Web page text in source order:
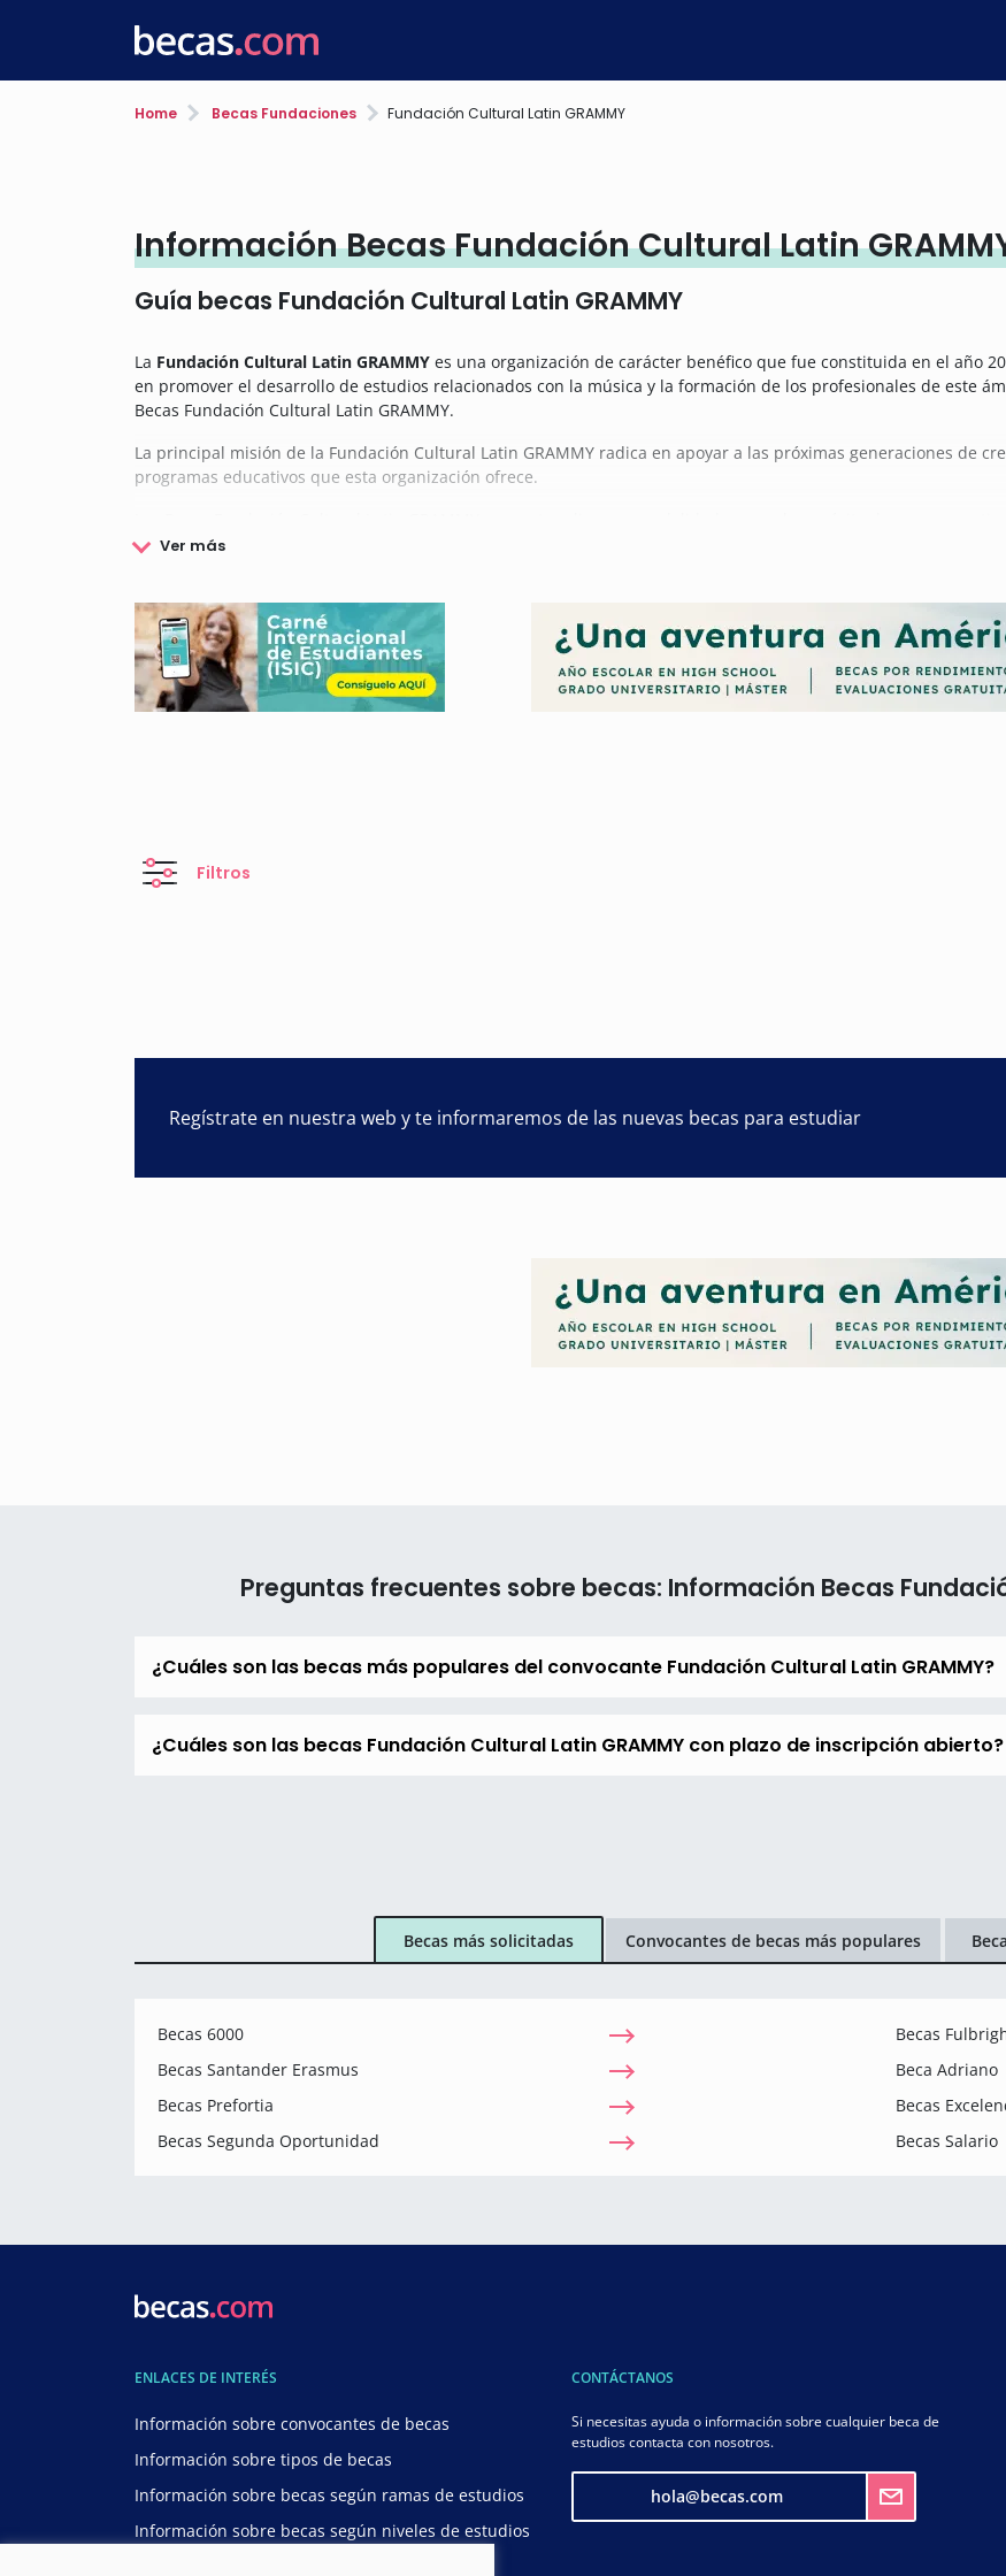
Home Becas Fundaciones Fundación Cultural Latin GRAMMY
Información Becas Fundación Cultural Latin
Guía becas Fundación Cultural Latin GRAMMY
La Fundación Cultural Latin GRAMMY es una organización de carácter benéfico que fue constituida en el año
en promover el desarrollo de estudios relacionados con la música y la formación de los profesionales de este
Becas Fundación Cultural Latin GRAMMY.
La principal misión de la Fundación Cultural Latin GRAMMY radica en apoyar a las próximas generaciones de
programas educativos que esta organización ofrece.
ámbito musical.
presentación de solicitudes, requisitos, etc.
Filtros
Regístrate en nuestra web y te informaremos de las nuevas becas para estudiar
Preguntas frecuentes sobre becas: Información Becas
¿Cuáles son las becas más populares del convocante Fundación Cultural Latin GRAMMY?
¿Cuáles son las becas Fundación Cultural Latin GRAMMY con plazo de inscripción abierto?
Becas más solicitadas Convocantes de becas más populares
Becas 6000
Becas
Becas Santander Erasmus
Beca Adriano
Becas Prefortia
Becas
Becas Segunda Oportunidad
Becas Salario
ENLACES DE INTERÉS
Información sobre convocantes de becas
Información sobre tipos de becas
Información sobre becas según ramas de estudios
Información sobre becas según niveles de estudios
CONTÁCTANOS
Si necesitas ayuda o información sobre cualquier beca de
estudios contacta con nosotros.
hola@becas.com